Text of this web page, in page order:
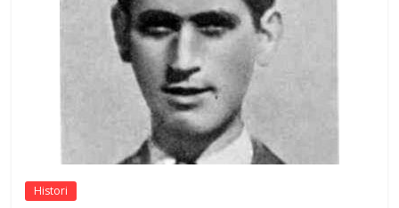
Çlirimtari Mentor Mushkolaj nderohet
me mirenjohje nga Xhevdet Qeriqi Dega
e invalidëve në Fushë Kosovë
August 4, 2026 Comments Off
Sulm , pse të dua ty
August 8, 2026 Comments Off
Histori